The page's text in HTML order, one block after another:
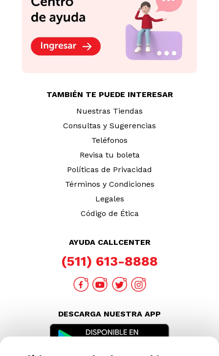
TAMBIÉN TE PUEDE INTERESAR
Nuestras Tiendas
Consultas y Sugerencias
Teléfonos
Revisa tu boleta
Políticas de Privacidad
Términos y Condiciones
Legales
Código de Ética
AYUDA CALLCENTER
(511) 613-8888
DESCARGA NUESTRA APP